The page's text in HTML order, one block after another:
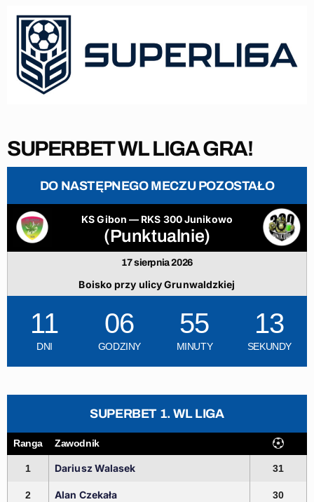
SUPERBET WL LIGA GRA!
DO NASTĘPNEGO MECZU POZOSTAŁO
KS Gibon — RKS 300 Junikowo
(Punktualnie)
17 sierpnia 2026
Boisko przy ulicy Grunwaldzkiej
11
DNI
06
GODZINY
55
MINUTY
12
SEKUNDY
SUPERBET 1. WL LIGA
Ranga Zawodnik
1 Dariusz Walasek 31
2 Alan Czekała 30